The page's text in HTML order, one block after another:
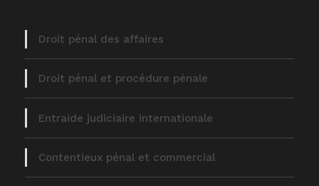
Droit pénal des affaires
Droit pénal et procédure pénale
Entraide judiciaire internationale
Contentieux pénal et commercial